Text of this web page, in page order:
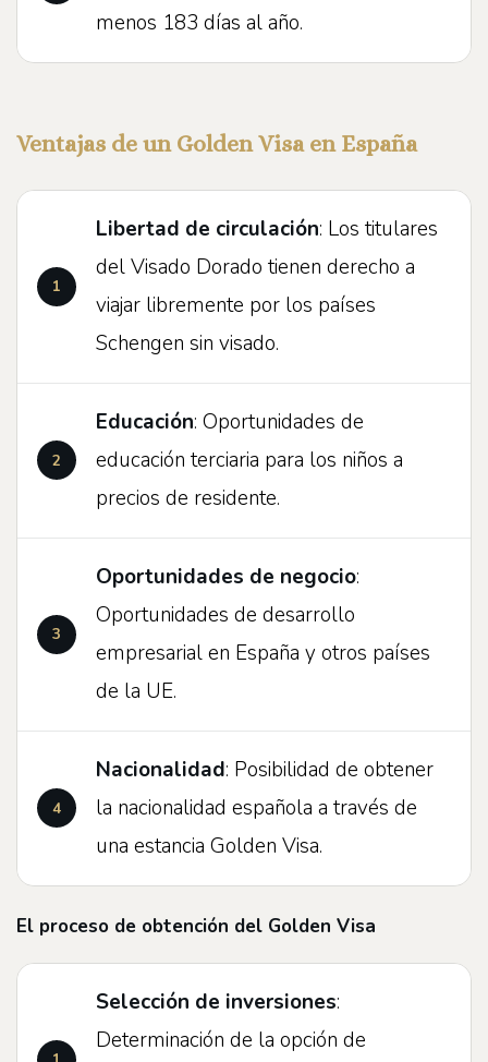
menos 183 días al año.
Ventajas de un Golden Visa en España
Libertad de circulación: Los titulares
del Visado Dorado tienen derecho a
viajar libremente por los países
Schengen sin visado.
Educación: Oportunidades de
educación terciaria para los niños a
precios de residente.
Oportunidades de negocio:
Oportunidades de desarrollo
empresarial en España y otros países
de la UE.
Nacionalidad: Posibilidad de obtener
la nacionalidad española a través de
una estancia Golden Visa.
El proceso de obtención del Golden Visa
Selección de inversiones:
Determinación de la opción de